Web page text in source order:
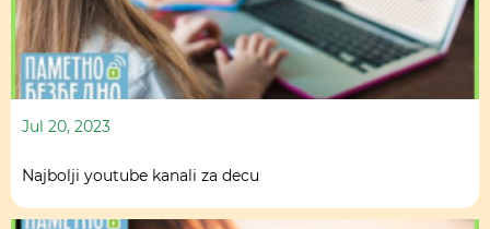
Jul 20, 2023
Najbolji youtube kanali za decu